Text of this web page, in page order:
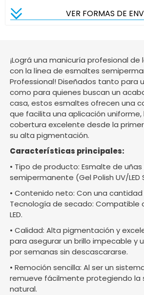
VER FORMAS DE
¡Lográ una manicuría profesional de
con la línea de esmaltes
Professional! Diseñados tanto para
como para quienes buscan un
casa, estos esmaltes ofrecen una
que facilita una aplicación uniforme,
cobertura excelente desde la
su alta pigmentación.
Características principales:
• Tipo de producto: Esmalte de uñas
semipermanente (Gel Polish UV/LED
• Contenido neto: Con una cantidad
Tecnología de secado: Compatible
LED.
• Calidad: Alta pigmentación y
para asegurar un brillo impecable y
por semanas sin descascararse.
• Remoción sencilla: Al ser un
remueve fácilmente protegiendo la
natural.